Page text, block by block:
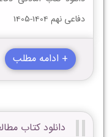
دفاعی نهم 1404-1405
+ ادامه مطلب
دانلود کتاب